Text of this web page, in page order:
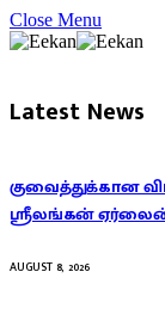
Close Menu
Latest News
குவைத்துக்கான
ஸ்ரீலங்கன்
AUGUST 8, 2026